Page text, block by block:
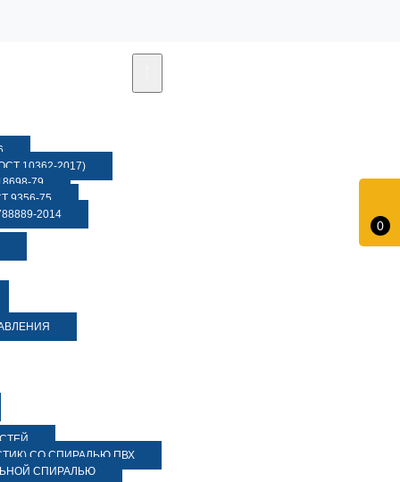
0
10362-2017)
79
9356-75
2014
СО СПИРАЛЬЮ ПВХ
СПИРАЛЬЮ